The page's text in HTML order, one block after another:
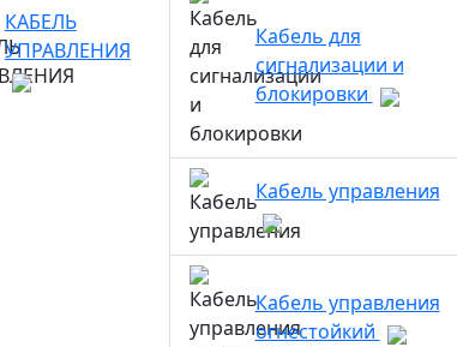
КАБЕЛЬ
УПРАВЛЕНИЯ
Кабель для
сигнализации и
блокировки
Кабель управления
Кабель управления
огнестойкий